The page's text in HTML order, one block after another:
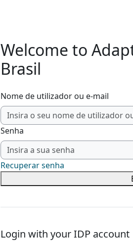
Welcome to
Brasil
Nome de utilizador ou e-mail
Senha
Recuperar senha
Login with your IDP account